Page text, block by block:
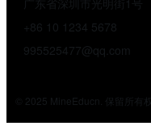
+86 10 1234 5678
995525477@qq.com
© 2025 MineEducn. 保留所有权